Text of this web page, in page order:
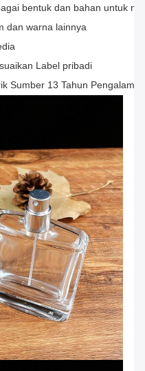
bentuk dan bahan untuk
dan warna lainnya
Label pribadi
Sumber 13 Tahun Pengalaman